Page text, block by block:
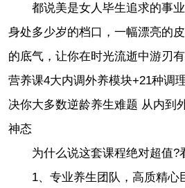
都说美是女人毕生追求的事业
身处多少岁的档口，一幅漂亮的
的底气，让你在时光流逝中游刃
营养课4大内调外养模块+21种调
决你大多数逆龄养生难题 从内到
神态
为什么说这套课程绝对超值?
1、专业养生团队，高质精心